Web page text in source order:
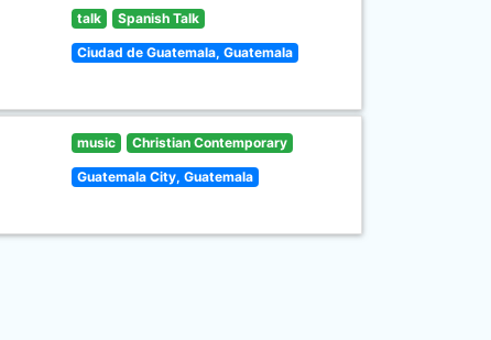
talk Spanish Talk
Ciudad de Guatemala, Guatemala
music Christian Contemporary
Guatemala City, Guatemala